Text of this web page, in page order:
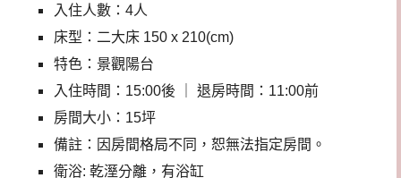
入住人數：4人
床型：二大床 150 x 210(cm)
特色：景觀陽台
入住時間：15:00後 ｜ 退房時間：11:00前
房間大小：15坪
備註：因房間格局不同，恕無法指定房間。
衛浴: 乾溼分離，有浴缸